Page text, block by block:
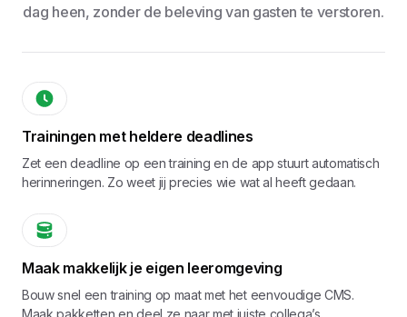
dag heen, zonder de beleving van gasten te verstoren.
Trainingen met heldere deadlines
Zet een deadline op een training en de app stuurt automatisch
herinneringen. Zo weet jij precies wie wat al heeft gedaan.
Maak makkelijk je eigen leeromgeving
Bouw snel een training op maat met het eenvoudige CMS.
Maak pakketten en deel ze naar met juiste collega’s.